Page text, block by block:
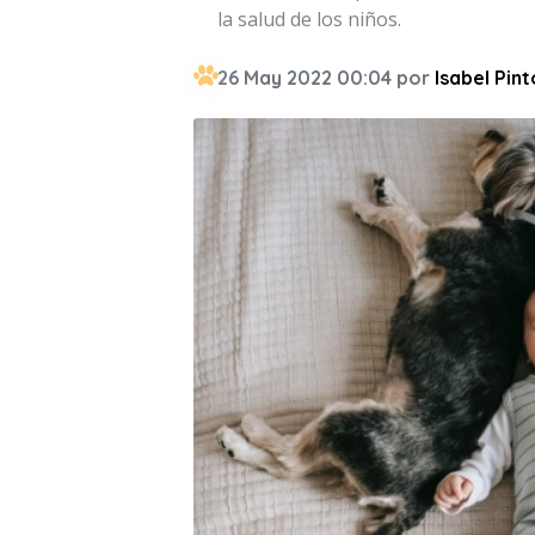
la salud de los niños.
26 May 2022 00:04 por Isabel